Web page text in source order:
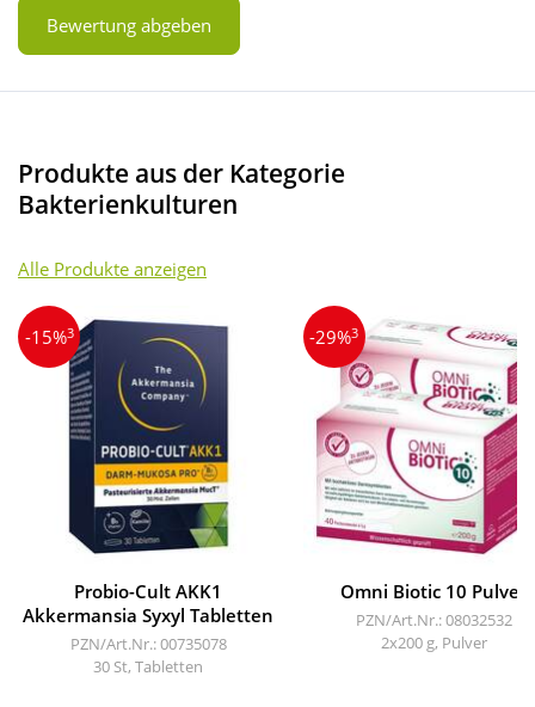
Bewertung abgeben
Produkte aus der Kategorie
Bakterienkulturen
Alle Produkte anzeigen
-15%3
Probio-Cult AKK1
Akkermansia Syxyl Tabletten
PZN/Art.Nr.: 00735078
30 St, Tabletten
-29%3
Omni Biotic 10 Pulver
PZN/Art.Nr.: 08032532
2x200 g, Pulver